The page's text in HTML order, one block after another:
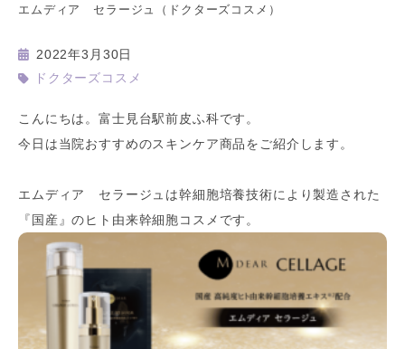
エムディア セラージュ（ドクターズコスメ）
2022年3月30日
ドクターズコスメ
こんにちは。富士見台駅前皮ふ科です。
今日は当院おすすめのスキンケア商品をご紹介します。
エムディア セラージュは幹細胞培養技術により製造された
『国産』のヒト由来幹細胞コスメです。